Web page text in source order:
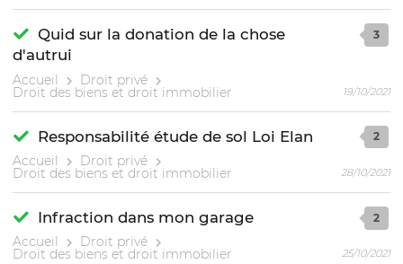
Quid sur la donation de la chose
d'autrui
Accueil Droit privé
Droit des biens et droit immobilier
3
19/10/2021
Responsabilité étude de sol Loi Elan
Accueil Droit privé
Droit des biens et droit immobilier
2
28/10/2021
Infraction dans mon garage
Accueil Droit privé
Droit des biens et droit immobilier
2
25/10/2021